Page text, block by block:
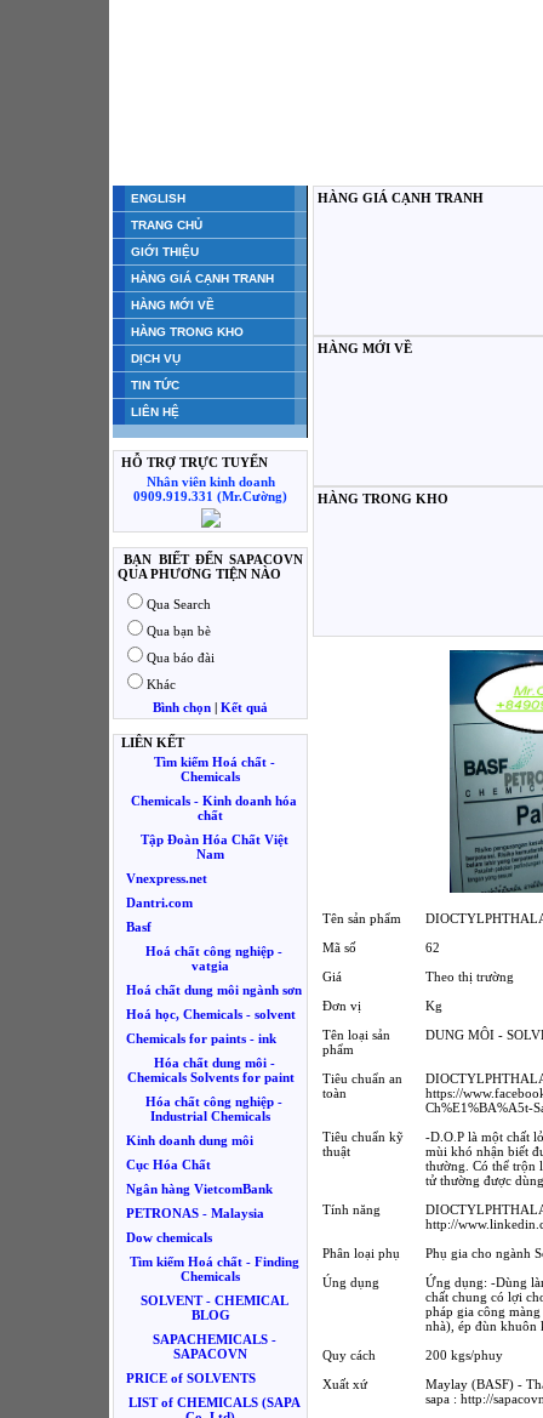
ENGLISH
TRANG CHỦ
GIỚI THIỆU
HÀNG GIÁ CẠNH TRANH
HÀNG MỚI VỀ
HÀNG TRONG KHO
DỊCH VỤ
TIN TỨC
LIÊN HỆ
HỖ TRỢ TRỰC TUYẾN
Nhân viên kinh doanh
0909.919.331 (Mr.Cường)
BẠN BIẾT ĐẾN SAPACOVN
QUA PHƯƠNG TIỆN NÀO
Qua Search
Qua bạn bè
Qua báo đài
Khác
Bình chọn | Kết quả
LIÊN KẾT
Tìm kiếm Hoá chất -
Chemicals
Chemicals - Kinh doanh hóa
chất
Tập Đoàn Hóa Chất Việt
Nam
Vnexpress.net
Dantri.com
Basf
Hoá chất công nghiệp -
vatgia
Hoá chất dung môi ngành sơn
Hoá học, Chemicals - solvent
Chemicals for paints - ink
Hóa chất dung môi -
Chemicals Solvents for paint
Hóa chất công nghiệp -
Industrial Chemicals
Kinh doanh dung môi
Cục Hóa Chất
Ngân hàng VietcomBank
PETRONAS - Malaysia
Dow chemicals
Tìm kiếm Hoá chất - Finding
Chemicals
SOLVENT - CHEMICAL
BLOG
SAPACHEMICALS -
SAPACOVN
PRICE of SOLVENTS
LIST of CHEMICALS (SAPA
HÀNG GIÁ CẠNH TRANH
HÀNG MỚI VỀ
HÀNG TRONG KHO
Tên sản phẩm
Mã số
62
Giá
Theo thị trường
Đơn vị
Kg
Tên loại sản
phẩm
DUNG MÔI -
Tiêu chuẩn an
toàn
https://
Ch%E1%BA%A5t-
Tiêu chuẩn kỹ
thuật
-D.O.P là một chất
mùi khó nhận biết
thường. Có thể trộn
tử thường được
Tính năng
http://
Phân loại phụ
Phụ gia cho ngành
Úng dụng
Ứng dụng: -Dùng
chất chung có lợi
pháp gia công
nhà), ép đùn khuôn
Quy cách
200 kgs/phuy
Xuất xứ
Maylay (BASF) -
sapa : http://